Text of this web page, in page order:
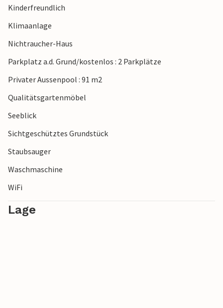
Kinderfreundlich
Klimaanlage
Nichtraucher-Haus
Parkplatz a.d. Grund/kostenlos : 2 Parkplätze
Privater Aussenpool : 91 m2
Qualitätsgartenmöbel
Seeblick
Sichtgeschütztes Grundstück
Staubsauger
Waschmaschine
WiFi
Lage